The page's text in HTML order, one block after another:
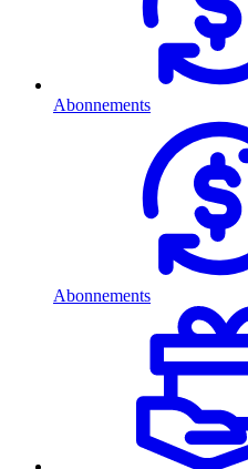
Abonnements
Abonnements